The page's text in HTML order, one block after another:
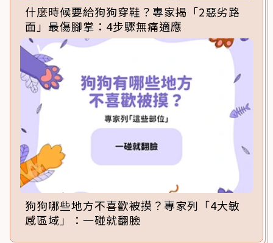
什麼時候要給狗狗穿鞋？專家揭「2惡劣路
面」最傷腳掌：4步驟無痛適應
狗狗哪些地方不喜歡被摸？專家列「4大敏
感區域」：一碰就翻臉